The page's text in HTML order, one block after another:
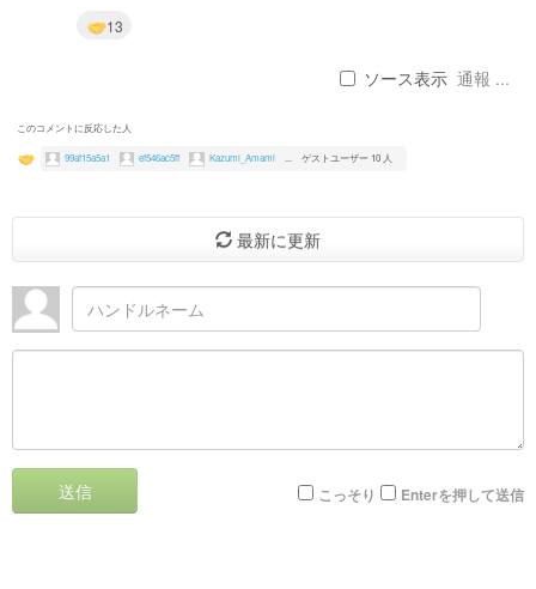
13
ソース表示 通報 ...
このコメントに反応した人
99af15a5a1 ef546ac5ff Kazumi_Amami ゲストユーザー 10 人
最新に更新
送信 こっそり Enterを押して送信